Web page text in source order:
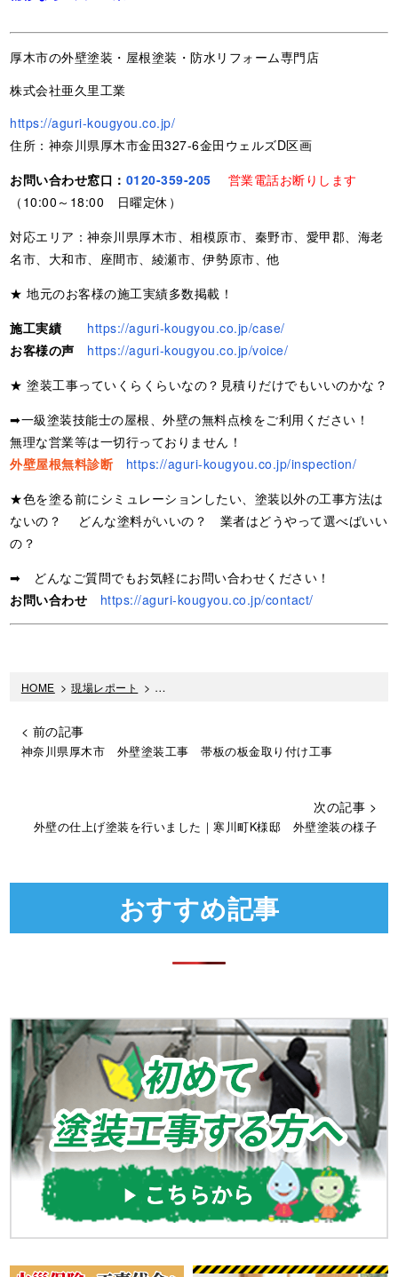
厚木市の外壁塗装・屋根塗装・防水リフォーム専門店
株式会社亜久里工業
https://aguri-kougyou.co.jp/
住所：神奈川県厚木市金田327-6金田ウェルズD区画
お問い合わせ窓口： 0120-359-205
営業電話お断りします
（10:00～18:00 日曜定休）
対応エリア：神奈川県厚木市、相模原市、秦野市、愛甲郡、海老
名市、大和市、座間市、綾瀬市、伊勢原市、他
★ 地元のお客様の施工実績多数掲載！
施工実績
https://aguri-kougyou.co.jp/case/
お客様の声
https://aguri-kougyou.co.jp/voice/
★ 塗装工事っていくらくらいなの？見積りだけでもいいのかな？
➡一級塗装技能士の屋根、外壁の無料点検をご利用ください！
無理な営業等は一切行っておりません！
外壁屋根無料診断
https://aguri-kougyou.co.jp/inspection/
★色を塗る前にシミュレーションしたい、塗装以外の工事方法は
ないの？ どんな塗料がいいの？ 業者はどうやって選べばいい
の？
➡ どんなご質問でもお気軽にお問い合わせください！
お問い合わせ
https://aguri-kougyou.co.jp/contact/
HOME >現場レポート > 神奈川県伊勢原市 外壁塗装工事 クリア塗装
< 前の記事
神奈川県厚木市 外壁塗装工事 帯板の板金取り付け工事
次の記事 >
外壁の仕上げ塗装を行いました｜寒川町K様邸 外壁塗装の様子
おすすめ記事